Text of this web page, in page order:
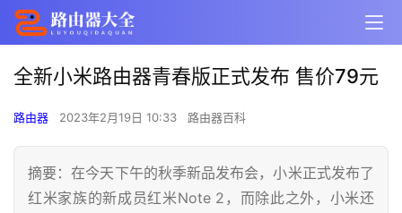
全新小米路由器青春版正式发布 售价79元
路由器 2023年2月19日 10:33 路由器百科
摘要：在今天下午的秋季新品发布会，小米正式发布了
红米家族的新成员红米Note 2，而除此之外，小米还